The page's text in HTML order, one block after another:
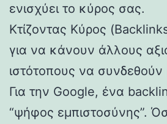
ενισχύει το κύρος σας.
Κτίζοντας Κύρος
για να κάνουν άλλους
ιστότοπους να συνδεθούν
Για την Google, ένα
“ψήφος εμπιστοσύνης”.